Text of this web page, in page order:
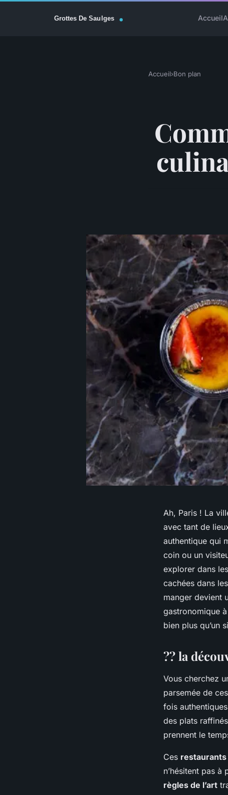
Accueil
Accueil›Bon plan
Ah, Paris ! La
avec tant de
authentique qui
coin ou un
explorer dans
cachées dans
manger devient
gastronomique
bien plus qu’un
?? la
Vous cherchez
parsemée de
fois
des plats
prennent le
Ces
n’hésitent pas
règles de l’art